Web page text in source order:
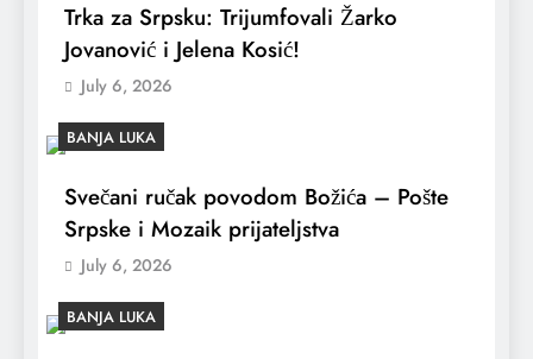
Trka za Srpsku: Trijumfovali Žarko
Jovanović i Jelena Kosić!
July 6, 2026
BANJA LUKA
Svečani ručak povodom Božića – Pošte
Srpske i Mozaik prijateljstva
July 6, 2026
BANJA LUKA